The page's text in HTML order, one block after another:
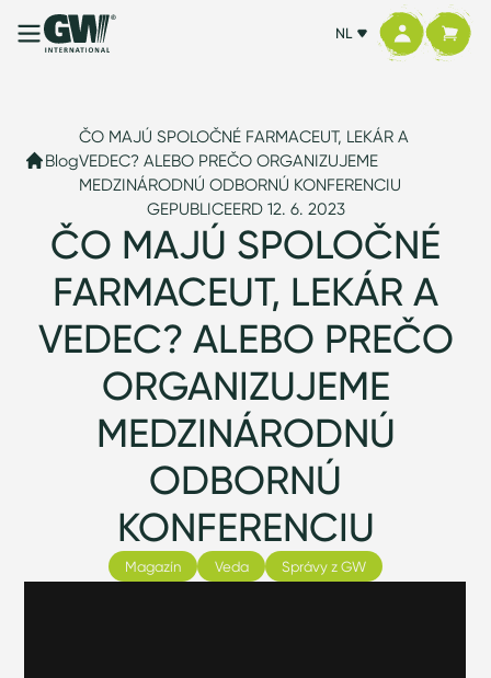
NL
Blog
ČO MAJÚ SPOLOČNÉ FARMACEUT, LEKÁR A
VEDEC? ALEBO PREČO ORGANIZUJEME
MEDZINÁRODNÚ ODBORNÚ KONFERENCIU
GEPUBLICEERD 12. 6. 2023
ČO MAJÚ SPOLOČNÉ
FARMACEUT, LEKÁR A
VEDEC? ALEBO PREČO
ORGANIZUJEME
MEDZINÁRODNÚ
ODBORNÚ
KONFERENCIU
Magazín Veda Správy z GW